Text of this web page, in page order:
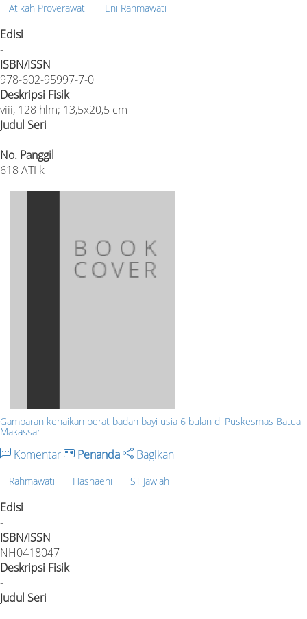
Atikah Proverawati Eni Rahmawati
Edisi
-
ISBN/ISSN
978-602-95997-7-0
Deskripsi Fisik
viii, 128 hlm; 13,5x20,5 cm
Judul Seri
-
No. Panggil
618 ATI k
Gambaran kenaikan berat badan bayi usia 6 bulan di Puskesmas Batua
Makassar
Komentar Penanda Bagikan
Rahmawati Hasnaeni ST Jawiah
Edisi
-
ISBN/ISSN
NH0418047
Deskripsi Fisik
-
Judul Seri
-